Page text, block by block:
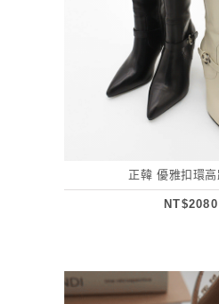
正韓 優雅扣環
NT$2080